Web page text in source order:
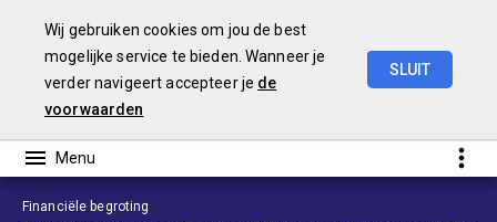
Wij gebruiken cookies om jou de best
mogelijke service te bieden. Wanneer je
verder navigeert accepteer je de
voorwaarden
SLUIT
Financiële begroting